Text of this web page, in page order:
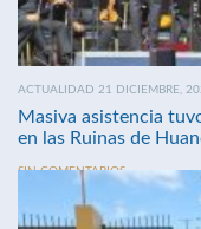
ACTUALIDAD 21 DICIEMBRE,
Masiva asistencia
en las Ruinas de
SIN COMENTARIOS